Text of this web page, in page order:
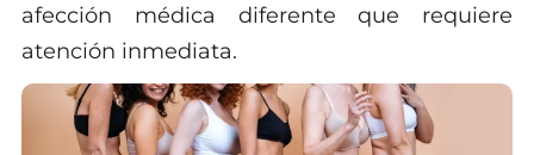
afección médica diferente que requiere
atención inmediata.